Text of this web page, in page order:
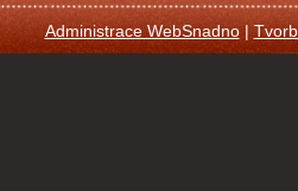
Administrace WebSnadno|